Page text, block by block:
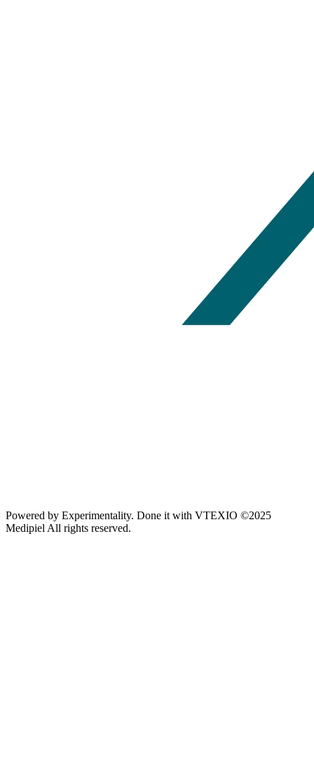
Powered by Experimentality. Done it with VTEXIO ©2025
Medipiel All rights reserved.